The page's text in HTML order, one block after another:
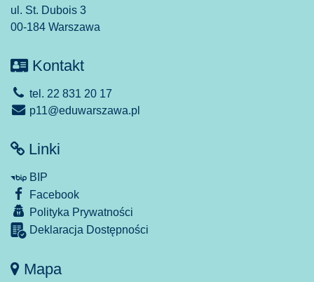
ul. St. Dubois 3
00-184 Warszawa
Kontakt
tel. 22 831 20 17
p11@eduwarszawa.pl
Linki
BIP
Facebook
Polityka Prywatności
Deklaracja Dostępności
Mapa